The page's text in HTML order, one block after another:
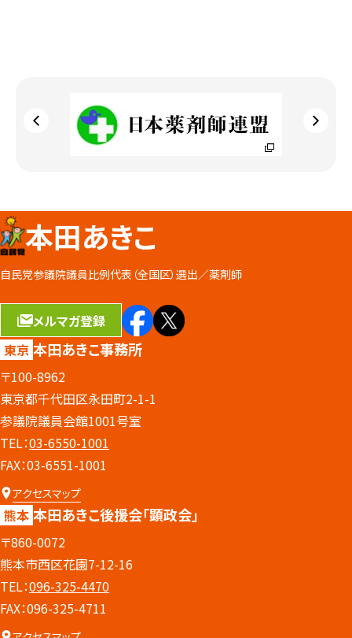
本田あきこ
自民党参議院議員比例代表（全国区）選出／薬剤師
メルマガ登録
東京 本田あきこ事務所
〒100-8962
東京都千代田区永田町2-1-1
参議院議員会館1001号室
TEL：03-6550-1001
FAX：03-6551-1001
アクセスマップ
熊本 本田あきこ後援会「顕政会」
〒860-0072
熊本市西区花園7-12-16
TEL：096-325-4470
FAX：096-325-4711